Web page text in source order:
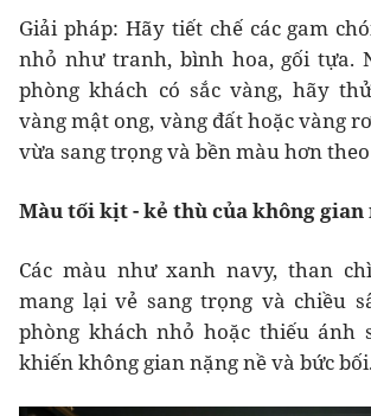
Giải pháp: Hãy tiết chế các gam
nhỏ như tranh, bình hoa, gối tựa.
phòng khách có sắc vàng, hãy
vàng mật ong, vàng đất hoặc vàng
vừa sang trọng và bền màu hơn
Màu tối kịt - kẻ thù của không gian
Các màu như xanh navy, than
mang lại vẻ sang trọng và chiều
phòng khách nhỏ hoặc thiếu ánh
khiến không gian nặng nề và bức bối.